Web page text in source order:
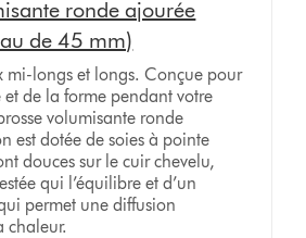
ronde ajourée
de 45 mm)
mi-longs et longs. Conçue pour
et de la forme pendant votre
volumisante ronde
est dotée de soies à pointe
douces sur le cuir chevelu,
qui l’équilibre et d’un
permet une diffusion
chaleur.